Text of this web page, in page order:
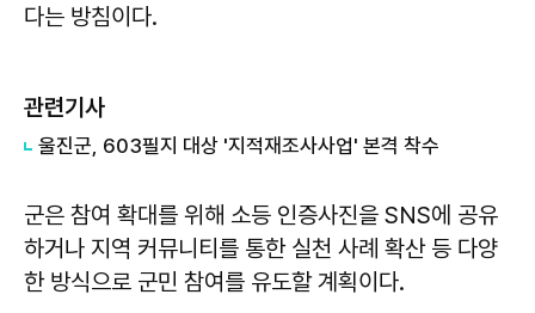
다는 방침이다.
관련기사
울진군, 603필지 대상 '지적재조사사업' 본격 착수
군은 참여 확대를 위해 소등 인증사진을 SNS에 공유
하거나 지역 커뮤니티를 통한 실천 사례 확산 등 다양
한 방식으로 군민 참여를 유도할 계획이다.